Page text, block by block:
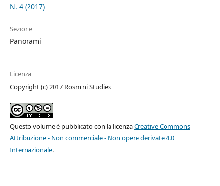
N. 4 (2017)
Sezione
Panorami
Licenza
Copyright (c) 2017 Rosmini Studies
Questo volume è pubblicato con la licenzaCreative Commons
Attribuzione - Non commerciale - Non opere derivate 4.0
Internazionale.